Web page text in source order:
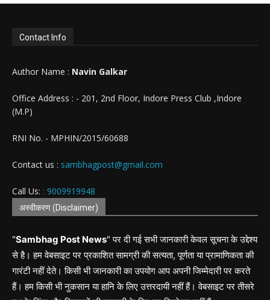
Contact Info
Author Name : Navin Galkar
Office Address : - 201, 2nd Floor, Indore Press Club ,Indore
(M.P)
RNI No. - MPHIN/2015/60688
Contact us : sambhagpost@gmail.com
Call Us: : 9009919948
अस्वीकरण (Disclaimer)
"Sambhag Post News" पर दी गई सभी जानकारी केवल सूचना के उद्देश्य
से है। हम वेबसाइट पर प्रकाशित सामग्री की सत्यता, पूर्णता या प्रामाणिकता की
गारंटी नहीं देते। किसी भी जानकारी का उपयोग आप अपनी जिम्मेदारी पर करते
हैं। हम किसी भी नुकसान या हानि के लिए उत्तरदायी नहीं हैं। वेबसाइट पर तीसरे